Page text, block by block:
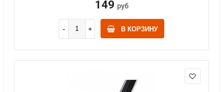
149 руб
В КОРЗИНУ